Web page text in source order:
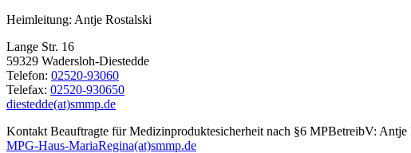
Heimleitung: Antje Rostalski
Lange Str. 16
59329 Wadersloh-Diestedde
Telefon: 02520-93060
Telefax: 02520-930650
diestedde(at)smmp.de
Kontakt Be­auf­trag­te für Me­di­zin­pro­dukte­sicher­heit nach §6 MPBetreibV: Antje
MPG-Haus-MariaRegina(at)smmp.de